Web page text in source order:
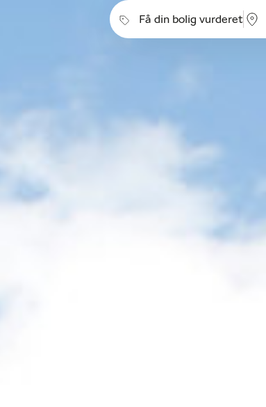
Få din bolig vurderet